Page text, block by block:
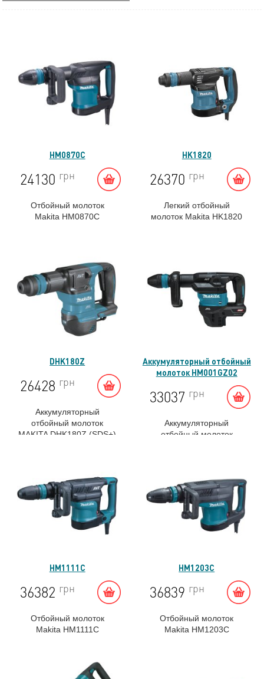
HM0870C
24130 грн
Отбойный молоток
Makita HM0870C
HK1820
26370 грн
Легкий отбойный
молоток Makita HK1820
DHK180Z
26428 грн
Аккумуляторный
отбойный молоток
MAKITA DHK180Z (SDS+)
Аккумуляторный отбойный
молоток HM001GZ02
33037 грн
Аккумуляторный
отбойный молоток
HM1111C
36382 грн
Отбойный молоток
Makita HM1111C
HM1203C
36839 грн
Отбойный молоток
Makita HM1203C